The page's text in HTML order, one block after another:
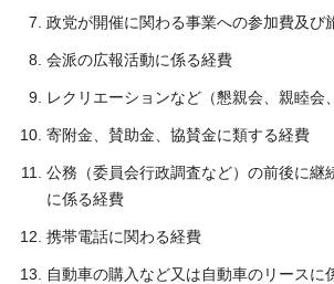
政党が開催に関わる事業への参加費及び
会派の広報活動に係る経費
レクリエーションなど（懇親会、親睦会
寄附金、賛助金、協賛金に類する経費
公務（委員会行政調査など）の前後に継
に係る経費
携帯電話に関わる経費
自動車の購入など又は自動車のリースに